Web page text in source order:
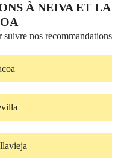
À NEIVA ET LA
nos recommandations